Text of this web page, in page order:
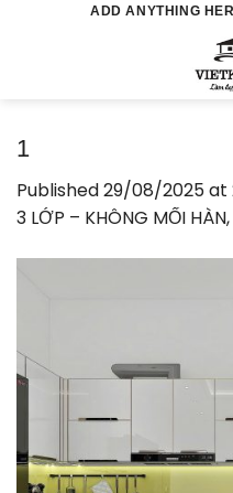
ADD ANYTHING
1
Published29/08/2025at
3 LỚP – KHÔNG MỐI